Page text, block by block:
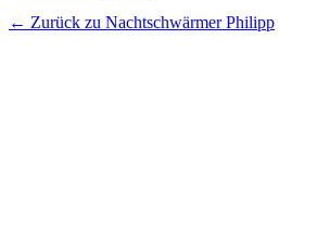
← Zurück zu Nachtschwärmer Philipp